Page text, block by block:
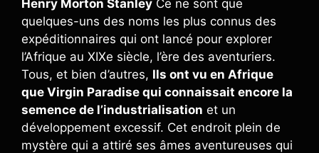
Henry Morton Stanley Ce ne sont que
quelques-uns des noms les plus connus des
expéditionnaires qui ont lancé pour explorer
l’Afrique au XIXe siècle, l’ère des aventuriers.
Tous, et bien d’autres, Ils ont vu en Afrique
que Virgin Paradise qui connaissait encore la
semence de l’industrialisation et un
développement excessif. Cet endroit plein de
mystère qui a attiré ses âmes aventureuses qui